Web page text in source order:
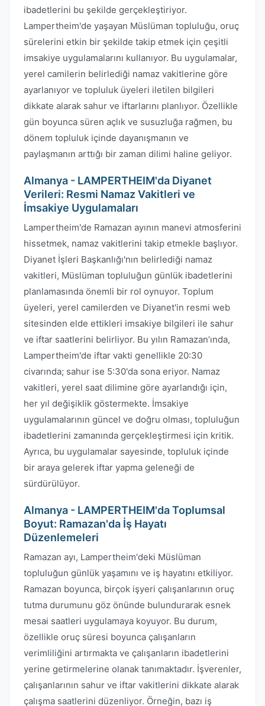
ibadetlerini bu şekilde gerçekleştiriyor.
Lampertheim'de yaşayan Müslüman topluluğu, oruç
sürelerini etkin bir şekilde takip etmek için çeşitli
imsakiye uygulamalarını kullanıyor. Bu uygulamalar,
yerel camilerin belirlediği namaz vakitlerine göre
ayarlanıyor ve topluluk üyeleri iletilen bilgileri
dikkate alarak sahur ve iftarlarını planlıyor. Özellikle
gün boyunca süren açlık ve susuzluğa rağmen, bu
dönem topluluk içinde dayanışmanın ve
paylaşmanın arttığı bir zaman dilimi haline geliyor.
Almanya - LAMPERTHEIM'da Diyanet
Verileri: Resmi Namaz Vakitleri ve
İmsakiye Uygulamaları
Lampertheim'de Ramazan ayının manevi atmosferini
hissetmek, namaz vakitlerini takip etmekle başlıyor.
Diyanet İşleri Başkanlığı'nın belirlediği namaz
vakitleri, Müslüman topluluğun günlük ibadetlerini
planlamasında önemli bir rol oynuyor. Toplum
üyeleri, yerel camilerden ve Diyanet'in resmi web
sitesinden elde ettikleri imsakiye bilgileri ile sahur
ve iftar saatlerini belirliyor. Bu yılın Ramazan’ında,
Lampertheim'de iftar vakti genellikle 20:30
civarında; sahur ise 5:30'da sona eriyor. Namaz
vakitleri, yerel saat dilimine göre ayarlandığı için,
her yıl değişiklik göstermekte. İmsakiye
uygulamalarının güncel ve doğru olması, topluluğun
ibadetlerini zamanında gerçekleştirmesi için kritik.
Ayrıca, bu uygulamalar sayesinde, topluluk içinde
bir araya gelerek iftar yapma geleneği de
sürdürülüyor.
Almanya - LAMPERTHEIM'da Toplumsal
Boyut: Ramazan'da İş Hayatı
Düzenlemeleri
Ramazan ayı, Lampertheim'deki Müslüman
topluluğun günlük yaşamını ve iş hayatını etkiliyor.
Ramazan boyunca, birçok işyeri çalışanlarının oruç
tutma durumunu göz önünde bulundurarak esnek
mesai saatleri uygulamaya koyuyor. Bu durum,
özellikle oruç süresi boyunca çalışanların
verimliliğini artırmakta ve çalışanların ibadetlerini
yerine getirmelerine olanak tanımaktadır. İşverenler,
çalışanlarının sahur ve iftar vakitlerini dikkate alarak
çalışma saatlerini düzenliyor. Örneğin, bazı iş